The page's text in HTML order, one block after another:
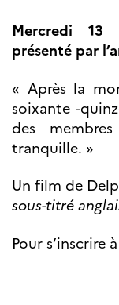
Mercredi
présenté par
« Après la
soixante -
des
tranquille. »
Un film de
sous-titré
Pour s’inscrire